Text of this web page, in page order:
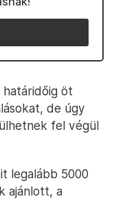
határidőig öt
de úgy
fel végül
legalább 5000
ajánlott, a